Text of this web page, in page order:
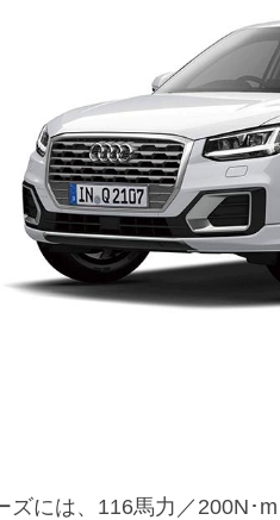
には、116馬力／200N･